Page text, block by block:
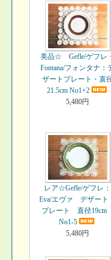
美品☆ Gefle/ゲフレ
Fontana/フォンタナ：
ザートプレート・直
21.5cm No1+2
5,480円
レア☆Gefle/ゲフレ：
Eva/エヴァ デザート
プレート 直径
No1-5
5,480円